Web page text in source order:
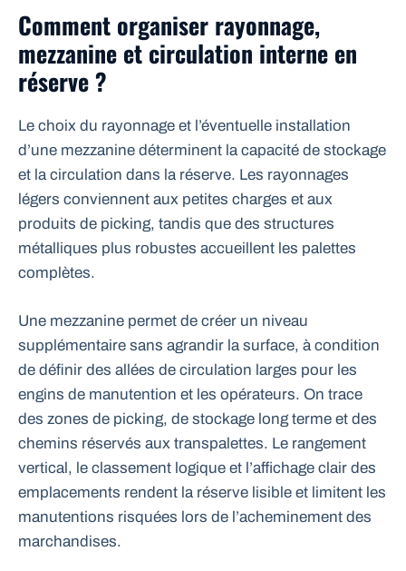
Comment organiser rayonnage,
mezzanine et circulation interne en
réserve ?
Le choix du rayonnage et l’éventuelle installation
d’une mezzanine déterminent la capacité de stockage
et la circulation dans la réserve. Les rayonnages
légers conviennent aux petites charges et aux
produits de picking, tandis que des structures
métalliques plus robustes accueillent les palettes
complètes.
Une mezzanine permet de créer un niveau
supplémentaire sans agrandir la surface, à condition
de définir des allées de circulation larges pour les
engins de manutention et les opérateurs. On trace
des zones de picking, de stockage long terme et des
chemins réservés aux transpalettes. Le rangement
vertical, le classement logique et l’affichage clair des
emplacements rendent la réserve lisible et limitent les
manutentions risquées lors de l’acheminement des
marchandises.